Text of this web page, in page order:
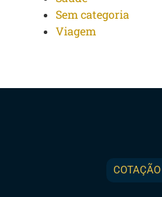
Sem categoria
Viagem